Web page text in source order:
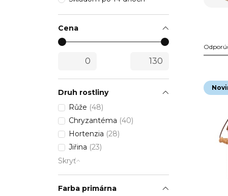
Cena
Druh rostliny
Růže (48)
Chryzantéma (40)
Hortenzia (28)
Jiřina (23)
Skryť
Farba primárna